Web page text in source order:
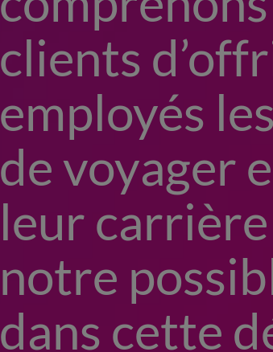
clients
employés
de voyager
leur
notre
dans cette